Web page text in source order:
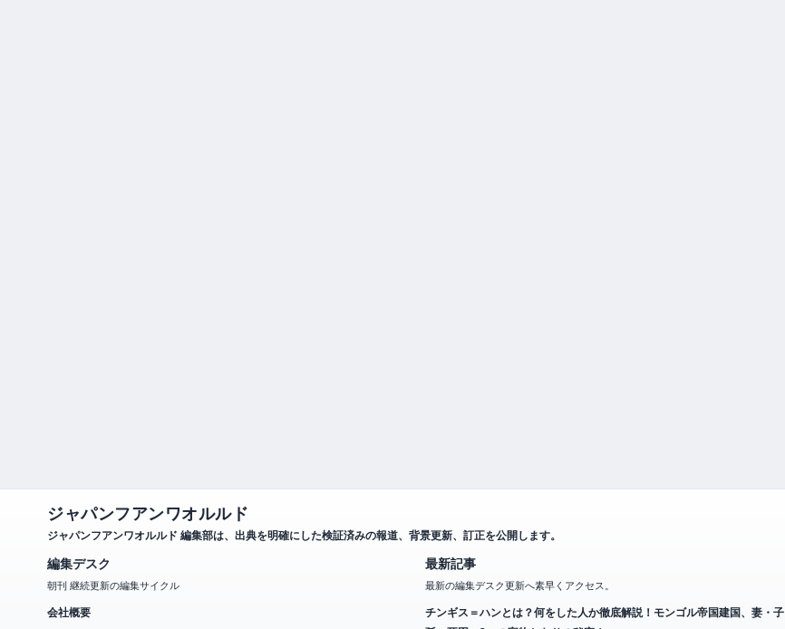
ジャパンフアンワオルルド
ジャパンフアンワオルルド 編集部は、出典を明確にした検証済みの報道、背景更新、訂正を公開します。
編集デスク
朝刊 継続更新の編集サイクル
会社概要
最新記事
最新の編集デスク更新へ素早くアクセス。
チンギス＝ハンとは？何をした人か徹底解説！モンゴル帝国建国、妻・子